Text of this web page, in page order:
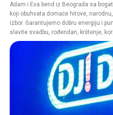
Adam i Eva bend iz Beograda sa
koji obuhvata domaće hitove,
izbor. Garantujemo dobru energiju i
slavite svadbu, rođendan, krštenje,
važan trenutak – naš profesionalni
sa publikom podižu atmosferu na viši
za one koji žele miks klupske